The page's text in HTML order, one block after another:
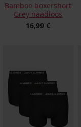
Bamboe boxershort
Grey naadloos
16,99 €